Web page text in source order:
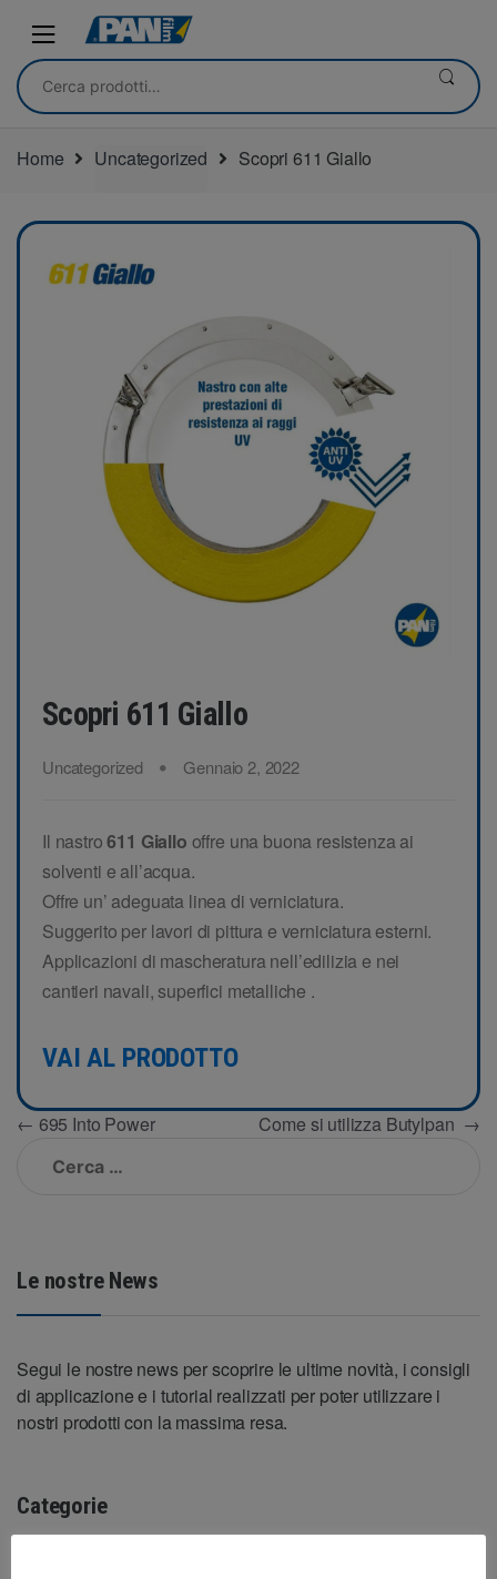
navigation
content
Cerca:
Home Uncategorized Scopri 611 Giallo
Scopri 611 Giallo
Uncategorized Gennaio 2, 2022
Il nastro611 Giallo offre una buona resistenza ai
solventi e all’acqua.
Offre un’ adeguata linea di verniciatura.
Suggerito per lavori di pittura e verniciatura esterni.
Applicazioni di mascheratura nell’edilizia e nei
cantieri navali, superfici metalliche .
VAI AL PRODOTTO
Navigazione
articoli
← 695 Into Power Come si utilizza Butylpan →
Le nostre News
Segui le nostre news per scoprire le ultime novità, i consigli
di applicazione e i tutorial realizzati per poter utilizzare i
nostri prodotti con la massima resa.
Categorie